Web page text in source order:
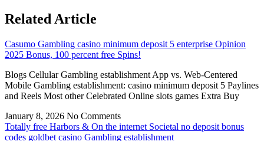
Related Article
Casumo Gambling casino minimum deposit 5 enterprise Opinion
2025 Bonus, 100 percent free Spins!
Blogs Cellular Gambling establishment App vs. Web-Centered
Mobile Gambling establishment: casino minimum deposit 5 Paylines
and Reels Most other Celebrated Online slots games Extra Buy
January 8, 2026 No Comments
Totally free Harbors & On the internet Societal no deposit bonus
codes goldbet casino Gambling establishment